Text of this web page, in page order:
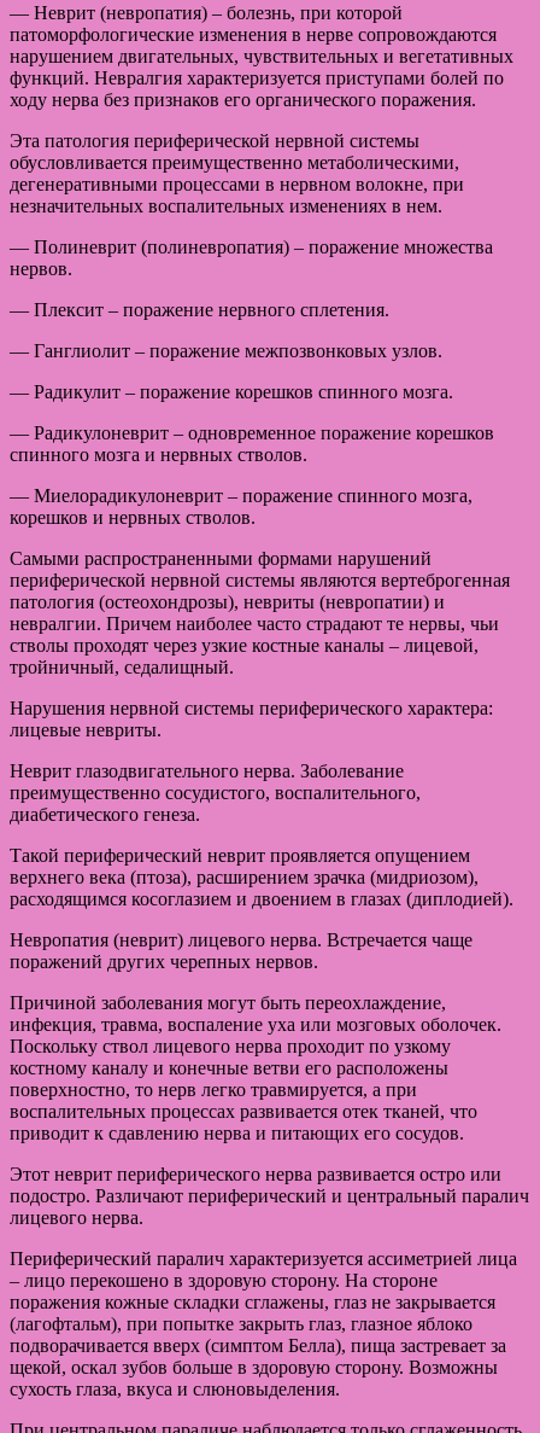
— Неврит (невропатия) – болезнь, при которой
патоморфологические изменения в нерве сопровождаются
нарушением двигательных, чувствительных и вегетативных
функций. Невралгия характеризуется приступами болей по
ходу нерва без признаков его органического поражения.
Эта патология периферической нервной системы
обусловливается преимущественно метаболическими,
дегенеративными процессами в нервном волокне, при
незначительных воспалительных изменениях в нем.
— Полиневрит (полиневропатия) – поражение множества
нервов.
— Плексит – поражение нервного сплетения.
— Ганглиолит – поражение межпозвонковых узлов.
— Радикулит – поражение корешков спинного мозга.
— Радикулоневрит – одновременное поражение корешков
спинного мозга и нервных стволов.
— Миелорадикулоневрит – поражение спинного мозга,
корешков и нервных стволов.
Самыми распространенными формами нарушений
периферической нервной системы являются вертеброгенная
патология (остеохондрозы), невриты (невропатии) и
невралгии. Причем наиболее часто страдают те нервы, чьи
стволы проходят через узкие костные каналы – лицевой,
тройничный, седалищный.
Нарушения нервной системы периферического характера:
лицевые невриты.
Неврит глазодвигательного нерва. Заболевание
преимущественно сосудистого, воспалительного,
диабетического генеза.
Такой периферический неврит проявляется опущением
верхнего века (птоза), расширением зрачка (мидриозом),
расходящимся косоглазием и двоением в глазах (диплодией).
Невропатия (неврит) лицевого нерва. Встречается чаще
поражений других черепных нервов.
Причиной заболевания могут быть переохлаждение,
инфекция, травма, воспаление уха или мозговых оболочек.
Поскольку ствол лицевого нерва проходит по узкому
костному каналу и конечные ветви его расположены
поверхностно, то нерв легко травмируется, а при
воспалительных процессах развивается отек тканей, что
приводит к сдавлению нерва и питающих его сосудов.
Этот неврит периферического нерва развивается остро или
подостро. Различают периферический и центральный паралич
лицевого нерва.
Периферический паралич характеризуется ассиметрией лица
– лицо перекошено в здоровую сторону. На стороне
поражения кожные складки сглажены, глаз не закрывается
(лагофтальм), при попытке закрыть глаз, глазное яблоко
подворачивается вверх (симптом Белла), пища застревает за
щекой, оскал зубов больше в здоровую сторону. Возможны
сухость глаза, вкуса и слюновыделения.